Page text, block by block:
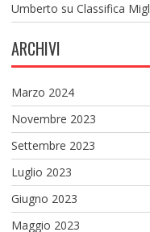
Umberto su Classifica
ARCHIVI
Marzo 2024
Novembre 2023
Settembre 2023
Luglio 2023
Giugno 2023
Maggio 2023